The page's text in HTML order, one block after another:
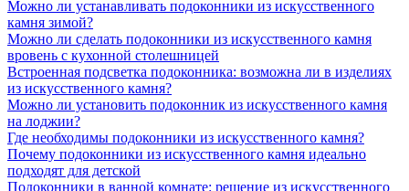
Можно ли устанавливать подоконники из искусственного
камня зимой?
Можно ли сделать подоконники из искусственного камня
вровень с кухонной столешницей
Встроенная подсветка подоконника: возможна ли в изделиях
из искусственного камня?
Можно ли установить подоконник из искусственного камня
на лоджии?
Где необходимы подоконники из искусственного камня?
Почему подоконники из искусственного камня идеально
подходят для детской
Подоконники в ванной комнате: решение из искусственного